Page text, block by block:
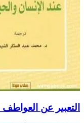
التعبير عن العواطف